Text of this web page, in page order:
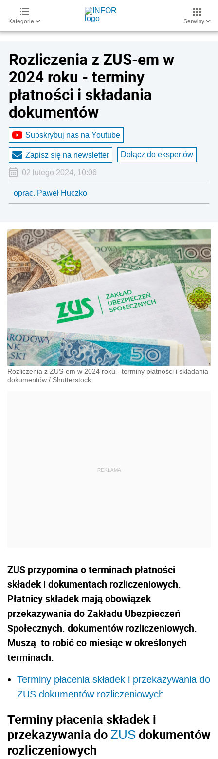
Kategorie Serwisy
Rozliczenia z ZUS-em w
2024 roku - terminy
płatności i składania
dokumentów
Subskrybuj nas na Youtube
Zapisz się na newsletter Dołącz do ekspertów
02 lutego 2024, 10:06
oprac. Paweł Huczko
Rozliczenia z ZUS-em w 2024 roku - terminy płatności i składania
dokumentów / Shutterstock
ZUS przypomina o terminach płatności
składek i dokumentach rozliczeniowych.
Płatnicy składek mają obowiązek
przekazywania do Zakładu Ubezpieczeń
Społecznych. dokumentów rozliczeniowych.
Muszą to robić co miesiąc w określonych
terminach.
Terminy płacenia składek i przekazywania do
ZUS dokumentów rozliczeniowych
Terminy płacenia składek i
przekazywania do ZUS dokumentów
rozliczeniowych